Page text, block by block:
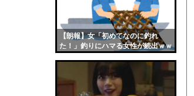
【朗報】女「初めてなのに釣れ
た！」釣りにハマる女性が続出ｗｗ